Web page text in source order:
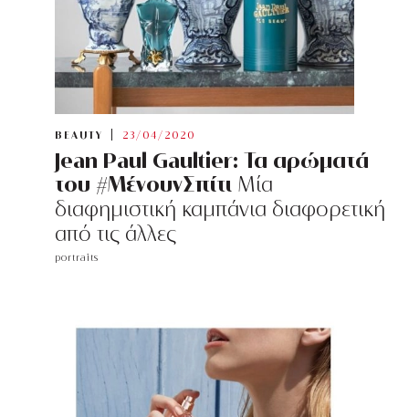
BEAUTY 23/04/2020
Jean Paul Gaultier: Τα αρώματά
του #ΜένουνΣπίτι Μία
διαφημιστική καμπάνια διαφορετική
από τις άλλες
portraits